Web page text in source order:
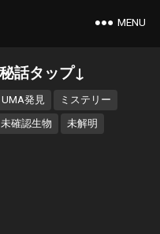
MENU
話タップ↓
UMA発見
ミステリー
未確認生物
未解明